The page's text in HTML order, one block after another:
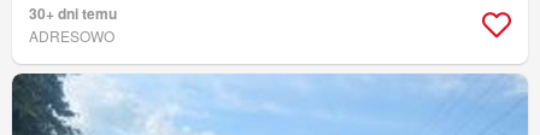
30+ dni temu
ADRESOWO